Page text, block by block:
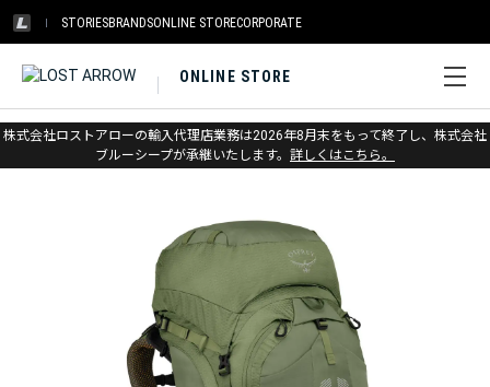
STORIESBRANDSONLINE STORECORPORATE
ONLINE STORE
株式会社ロストアローの輸入代理店業務は2026年8月末をもって終了し、株式会社
ブルーシープが承継いたします。 詳しくはこちら。
ホーム > オスプレー > アウトドア > バックパック（大型）